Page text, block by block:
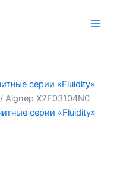
серии «Fluidity»
/ Aignep X2F03104N0
серии «Fluidity»